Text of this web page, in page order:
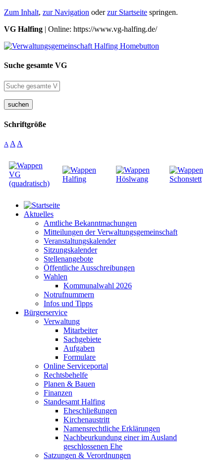
Zum Inhalt, zur Navigation oderzur Startseite springen.
VG Halfing | Online: https://www.vg-halfing.de/
Suche gesamte VG
suchen
Schriftgröße
A A A
Aktuelles
Amtliche Bekanntmachungen
Mitteilungen der Verwaltungsgemeinschaft
Veranstaltungskalender
Sitzungskalender
Stellenangebote
Öffentliche Ausschreibungen
Wahlen
Kommunalwahl 2026
Notrufnummern
Infos und Tipps
Bürgerservice
Verwaltung
Mitarbeiter
Sachgebiete
Aufgaben
Formulare
Online Serviceportal
Rechtsbehelfe
Planen & Bauen
Finanzen
Standesamt Halfing
Eheschließungen
Kirchenaustritt
Namensrechtliche Erklärungen
Nachbeurkundung einer im Ausland
geschlossenen Ehe
Satzungen & Verordnungen